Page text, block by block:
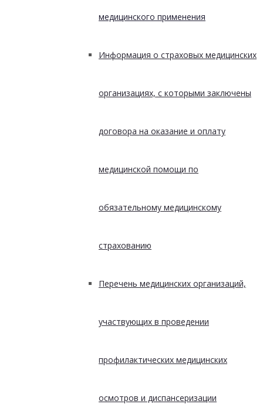
медицинского применения
Информация о страховых медицинских
организациях, с которыми заключены
договора на оказание и оплату
медицинской помощи по
обязательному медицинскому
страхованию
Перечень медицинских организаций,
участвующих в проведении
профилактических медицинских
осмотров и диспансеризации